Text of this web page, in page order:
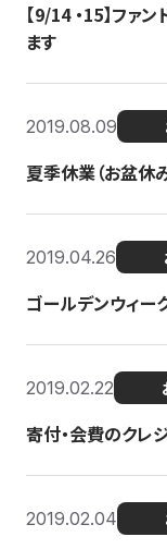
【9/14 ・15】ファ
ます
2019.08.09
夏季休業（お盆休
2019.04.26
ゴールデンウィー
2019.02.22
寄付・会費のクレ
2019.02.04